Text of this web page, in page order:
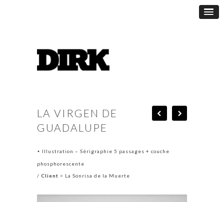
LA VIRGEN DE
GUADALUPE
• Illustration – Sérigraphie 5 passages + couche
phosphorescente
/ Client > La Sonrisa de la Muerte